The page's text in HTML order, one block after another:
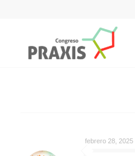
febrero 28, 2025